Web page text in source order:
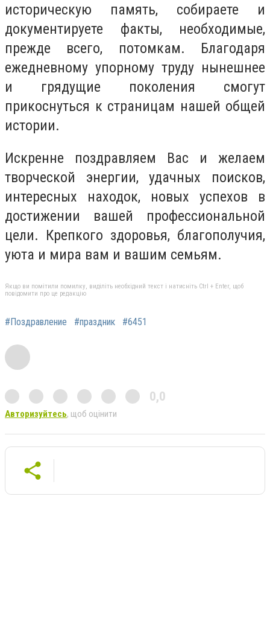
историческую память, собираете и
документируете факты, необходимые,
прежде всего, потомкам. Благодаря
ежедневному упорному труду нынешнее
и грядущие поколения смогут
прикоснуться к страницам нашей общей
истории.
Искренне поздравляем Вас и желаем
творческой энергии, удачных поисков,
интересных находок, новых успехов в
достижении вашей профессиональной
цели. Крепкого здоровья, благополучия,
уюта и мира вам и вашим семьям.
Якщо ви помітили помилку, виділіть необхідний текст і натисніть Ctrl + Enter, щоб
повідомити про це редакцію
#Поздравление #праздник #6451
0,0
Авторизуйтесь, щоб оцінити